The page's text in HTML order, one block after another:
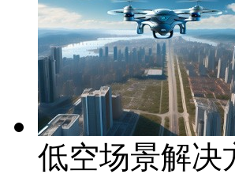
低空场景解决